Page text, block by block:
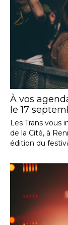
À vos
le 17
Les Trans vous
de la Cité, à
édition du